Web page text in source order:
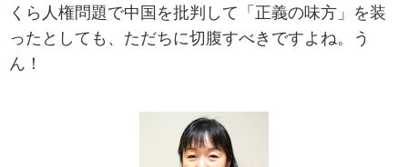
くら人権問題で中国を批判して「正義の味方」を装
ったとしても、ただちに切腹すべきですよね。う
ん！